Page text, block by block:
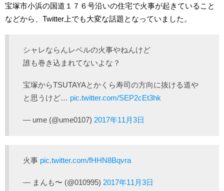
宝塚市小浜の国道１７６号沿いの住宅で火事が起きていること
などから、Twitter上でも大変な話題となっていました。
シャレならんレベルの火事やねんけど
誰も巻き込まれてないよな？
宝塚からTSUTAYAとかくら寿司の方向に抜ける道や
と思うけど… pic.twitter.com/SEP2cEt3hk
— ume (@ume0107) 2017年11月3日
火事 pic.twitter.com/fHHN8Bqvra
— まんも〜 (@010995) 2017年11月3日